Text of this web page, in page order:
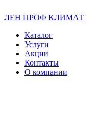
ЛЕН ПРОФ КЛИМАТ
Каталог
Услуги
Акции
Контакты
О компании